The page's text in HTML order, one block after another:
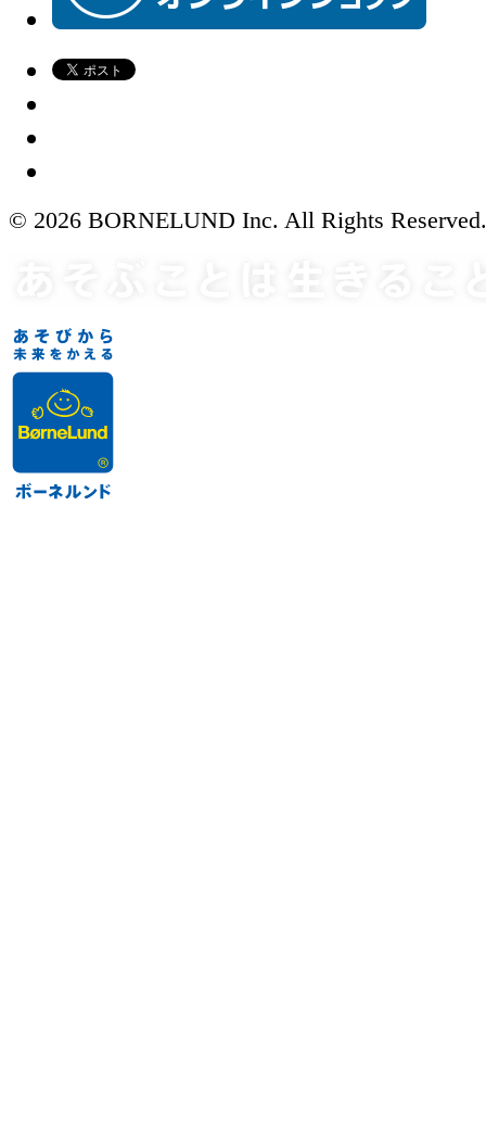
© 2026 BORNELUND Inc. All Rights Reserved.